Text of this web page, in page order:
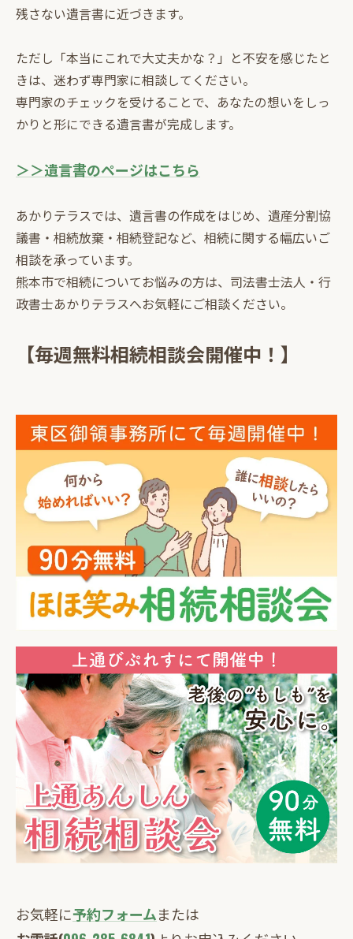
残さない遺言書に近づきます。
ただし「本当にこれで大丈夫かな？」と不安を感じたと
きは、迷わず専門家に相談してください。
専門家のチェックを受けることで、あなたの想いをしっ
かりと形にできる遺言書が完成します。
＞＞遺言書のページはこちら
あかりテラスでは、遺言書の作成をはじめ、遺産分割協
議書・相続放棄・相続登記など、相続に関する幅広いご
相談を承っています。
熊本市で相続についてお悩みの方は、司法書士法人・行
政書士あかりテラスへお気軽にご相談ください。
【毎週無料相続相談会開催中！】
お気軽に予約フォームまたは